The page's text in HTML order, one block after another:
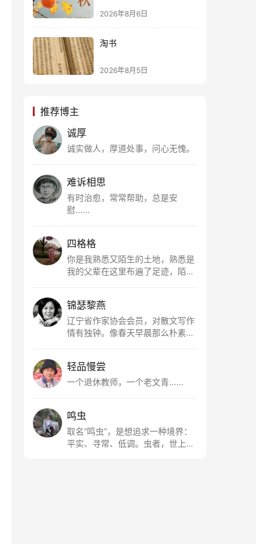
2026年8月6日
淘书
2026年8月5日
推荐博主
诚厚
诚实做人，厚道处事，问心无愧。
难诉相思
有时治愈，常常帮助，总是安
慰……
四格格
你是我熟悉又陌生的土地，熟悉是
我的父辈在这里布遍了足迹，陌生
根所在，我用文字慢慢认识你、慢
慢熟悉你。
锦瑟黎燕
辽宁省作家协会会员，对散文写作
情有独钟。像春天早晨那么朴素，
轻品慢尝
一个退休教师，一个老文青……
鸣虫
取名“鸣虫”，是想追求一种境界：
平实、寻常、低调。虫者，世上最